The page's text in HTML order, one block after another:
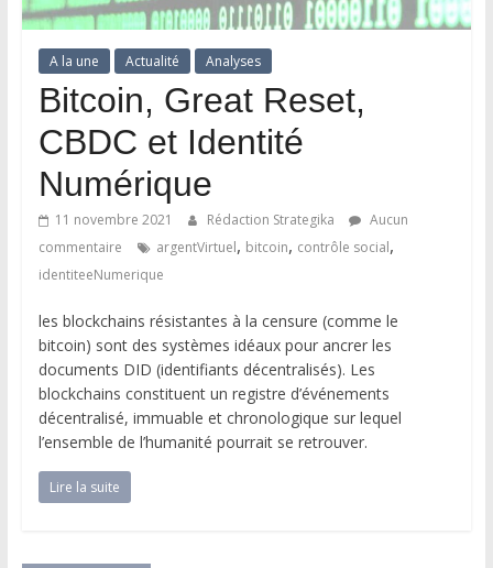
A la une Actualité Analyses
Bitcoin, Great Reset,
CBDC et Identité
Numérique
11 novembre 2021 Rédaction Strategika
Aucun
commentaire
argentVirtuel, bitcoin, contrôle social,
identiteeNumerique
les blockchains résistantes à la censure (comme le
bitcoin) sont des systèmes idéaux pour ancrer les
documents DID (identifiants décentralisés). Les
blockchains constituent un registre d’événements
décentralisé, immuable et chronologique sur lequel
l’ensemble de l’humanité pourrait se retrouver.
Lire la suite